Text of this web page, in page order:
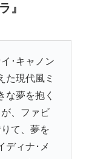
』
･キャノン
た現代風ミ
な夢を抱く
、ファビ
て、夢を
ディナ･メ